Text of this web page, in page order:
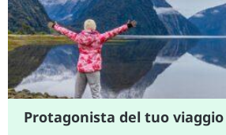
Protagonista del tuo viaggio